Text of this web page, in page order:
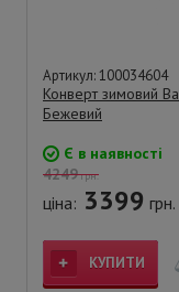
Артикул: 100034604
Конверт зимовий
Бежевий
Є в наявності
4249грн.
ціна: 3399 грн.
КУПИТИ